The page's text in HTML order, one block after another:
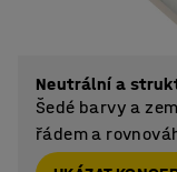
Neutrální a
Šedé barvy a
řádem a